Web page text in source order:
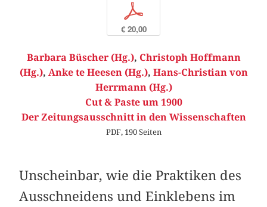
p
€ 20,00
Barbara Büscher (Hg.), Christoph Hoffmann
(Hg.), Anke te Heesen (Hg.), Hans-Christian von
Herrmann (Hg.)
Cut & Paste um 1900
Der Zeitungsausschnitt in den Wissenschaften
PDF, 190 Seiten
Unscheinbar, wie die Praktiken des
Ausschneidens und Einklebens im